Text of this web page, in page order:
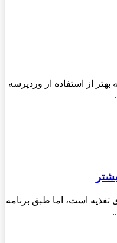
از استفاده از وردپرسه
است، اما طبق برنامه